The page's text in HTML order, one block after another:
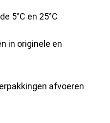
5°C en 25°C
in originele en
afvoeren